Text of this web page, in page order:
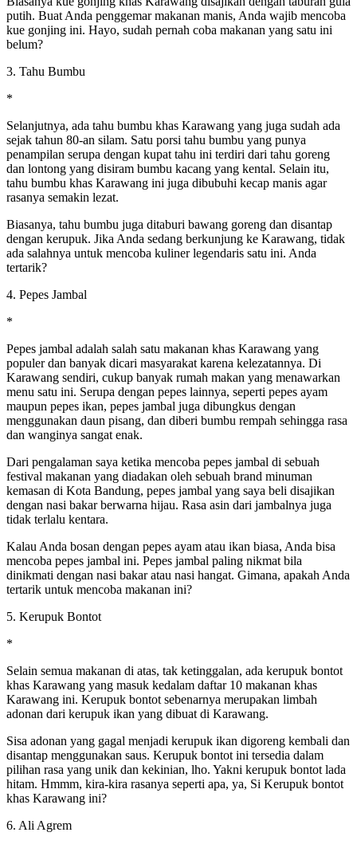
putih. Buat Anda penggemar makanan manis, Anda wajib mencoba
kue gonjing ini. Hayo, sudah pernah coba makanan yang satu ini
belum?
3. Tahu Bumbu
*
Selanjutnya, ada tahu bumbu khas Karawang yang juga sudah ada
sejak tahun 80-an silam. Satu porsi tahu bumbu yang punya
penampilan serupa dengan kupat tahu ini terdiri dari tahu goreng
dan lontong yang disiram bumbu kacang yang kental. Selain itu,
tahu bumbu khas Karawang ini juga dibubuhi kecap manis agar
rasanya semakin lezat.
Biasanya, tahu bumbu juga ditaburi bawang goreng dan disantap
dengan kerupuk. Jika Anda sedang berkunjung ke Karawang, tidak
ada salahnya untuk mencoba kuliner legendaris satu ini. Anda
tertarik?
4. Pepes Jambal
*
Pepes jambal adalah salah satu makanan khas Karawang yang
populer dan banyak dicari masyarakat karena kelezatannya. Di
Karawang sendiri, cukup banyak rumah makan yang menawarkan
menu satu ini. Serupa dengan pepes lainnya, seperti pepes ayam
maupun pepes ikan, pepes jambal juga dibungkus dengan
menggunakan daun pisang, dan diberi bumbu rempah sehingga rasa
dan wanginya sangat enak.
Dari pengalaman saya ketika mencoba pepes jambal di sebuah
festival makanan yang diadakan oleh sebuah brand minuman
kemasan di Kota Bandung, pepes jambal yang saya beli disajikan
dengan nasi bakar berwarna hijau. Rasa asin dari jambalnya juga
tidak terlalu kentara.
Kalau Anda bosan dengan pepes ayam atau ikan biasa, Anda bisa
mencoba pepes jambal ini. Pepes jambal paling nikmat bila
dinikmati dengan nasi bakar atau nasi hangat. Gimana, apakah Anda
tertarik untuk mencoba makanan ini?
5. Kerupuk Bontot
*
Selain semua makanan di atas, tak ketinggalan, ada kerupuk bontot
khas Karawang yang masuk kedalam daftar 10 makanan khas
Karawang ini. Kerupuk bontot sebenarnya merupakan limbah
adonan dari kerupuk ikan yang dibuat di Karawang.
Sisa adonan yang gagal menjadi kerupuk ikan digoreng kembali dan
disantap menggunakan saus. Kerupuk bontot ini tersedia dalam
pilihan rasa yang unik dan kekinian, lho. Yakni kerupuk bontot lada
hitam. Hmmm, kira-kira rasanya seperti apa, ya, Si Kerupuk bontot
khas Karawang ini?
6. Ali Agrem